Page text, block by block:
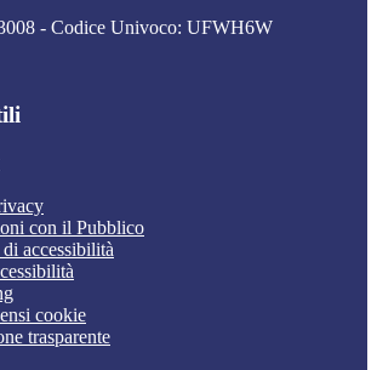
- Codice Univoco: UFWH6W
con il Pubblico
accessibilità
cookie
trasparente